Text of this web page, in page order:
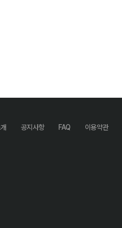
공지사항 FAQ 이용약관